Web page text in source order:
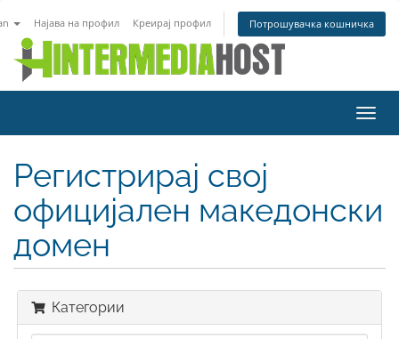
Најава на профил Креирај профил Потрошувачка кошничка
ја
Регистрирај свој
официјален македонски
домен
Категории